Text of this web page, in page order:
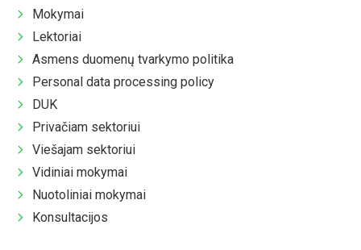
Mokymai
Lektoriai
Asmens duomenų tvarkymo politika
Personal data processing policy
DUK
Privačiam sektoriui
Viešajam sektoriui
Vidiniai mokymai
Nuotoliniai mokymai
Konsultacijos